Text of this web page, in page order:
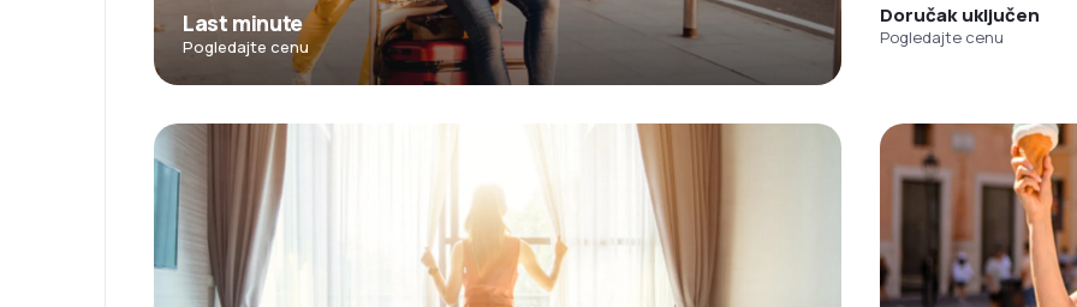
Last minute
Pogledajte cenu
Doručak uključen
Pogledajte cenu